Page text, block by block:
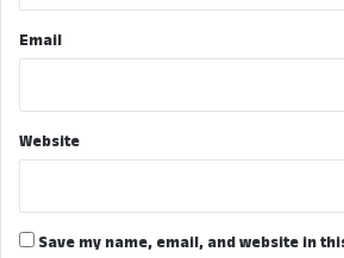
Email
Website
Save my name, email, and website in